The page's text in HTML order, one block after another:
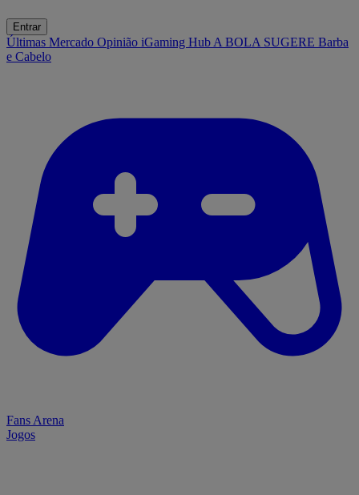
Entrar
Últimas Mercado Opinião iGaming Hub A BOLA SUGERE Barba
e Cabelo
Fans Arena
Jogos